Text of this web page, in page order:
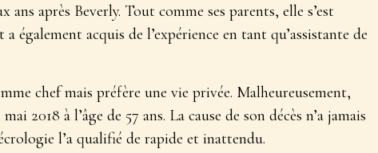
ans après Beverly. Tout comme ses parents, elle s’est
également acquis de l’expérience en tant qu’assistante de
chef mais préfère une vie privée. Malheureusement,
2018 à l’âge de 57 ans. La cause de son décès n’a jamais
l’a qualifié de rapide et inattendu.